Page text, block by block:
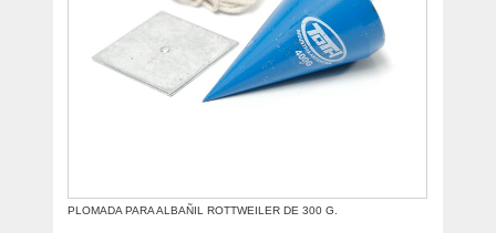
PLOMADA PARA ALBAÑIL ROTTWEILER DE 300 G.